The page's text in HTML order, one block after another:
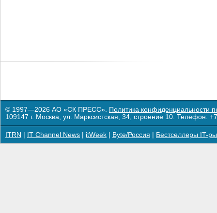
© 1997—2026 АО «СК ПРЕСС». Политика конфиденциальности
109147 г. Москва, ул. Марксистская, 34, строение 10. Телефон:
ITRN IT Channel News itWeek Byte/Россия Бестселлеры IT-